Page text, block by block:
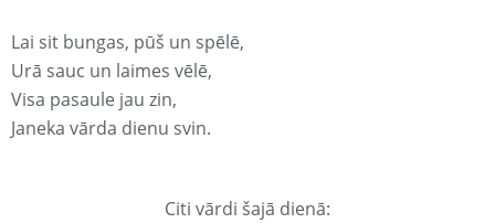
Lai sit bungas, pūš un spēlē,
Urā sauc un laimes vēlē,
Visa pasaule jau zin,
Janeka vārda dienu svin.
Citi vārdi šajā dienā: